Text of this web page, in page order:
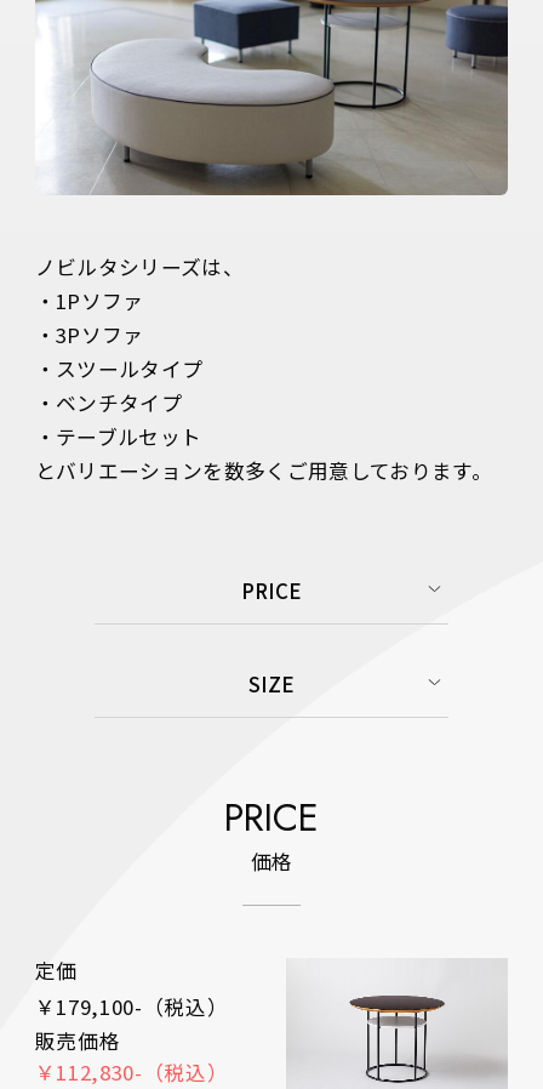
ノビルタシリーズは、
・1Pソファ
・3Pソファ
・スツールタイプ
・ベンチタイプ
・テーブルセット
とバリエーションを数多くご用意しております。
PRICE
SIZE
PRICE
価格
定価
￥179,100-（税込）
販売価格
￥112,830-（税込）